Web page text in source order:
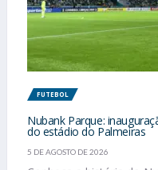
FUTEBOL
Nubank Parque:
do estádio do Palmeiras
5 DE AGOSTO DE 2026